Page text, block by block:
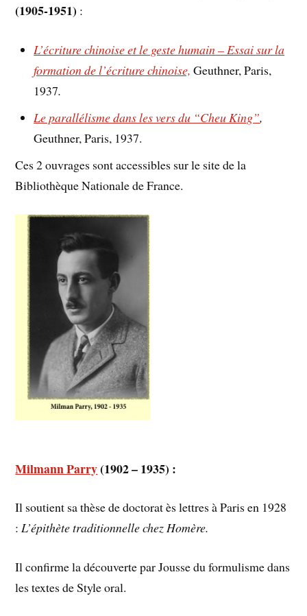
(1905-1951) :
L’écriture chinoise et le geste humain – Essai sur la
formation de l’écriture chinoise, Geuthner, Paris,
1937.
Le parallélisme dans les vers du “Cheu King”,
Geuthner, Paris, 1937.
Ces 2 ouvrages sont accessibles sur le site de la
Bibliothèque Nationale de France.
Milmann Parry(1902 – 1935) :
Il soutient sa thèse de doctorat ès lettres à Paris en 1928
:L’épithète traditionnelle chez Homère.
Il confirme la découverte par Jousse du formulisme dans
les textes de Style oral.